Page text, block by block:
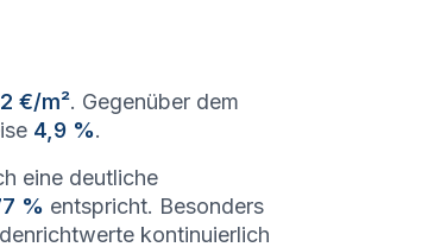
€/m². Gegenüber dem
4,9 %.
eine deutliche
% entspricht. Besonders
kontinuierlich